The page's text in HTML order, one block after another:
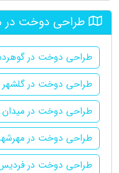
طراحی دوخت در
طراحی دوخت در
طراحی دوخت در گلشهر
طراحی دوخت در میدان
طراحی دوخت در
طراحی دوخت در